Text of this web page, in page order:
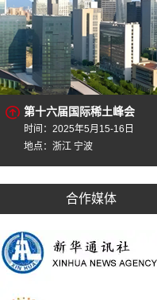
第十六届国际稀土峰会
时间：2025年5月15-16日
地点：浙江 宁波
合作媒体